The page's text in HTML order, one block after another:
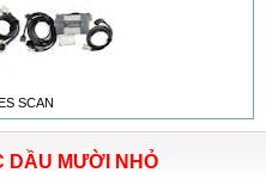
SCAN
DẦU MƯỜI NHỎ